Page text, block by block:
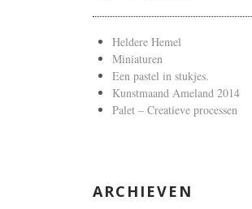
Heldere Hemel
Miniaturen
Een pastel in stukjes.
Kunstmaand Ameland 2014
Palet – Creatieve processen
ARCHIEVEN